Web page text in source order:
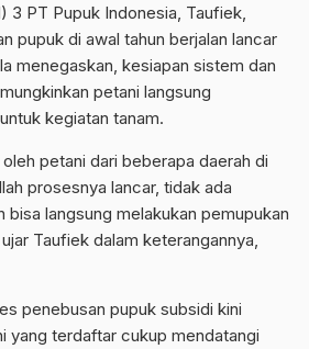
3 PT Pupuk Indonesia, Taufiek,
pupuk di awal tahun berjalan lancar
menegaskan, kesiapan sistem dan
petani langsung
kegiatan tanam.
petani dari beberapa daerah di
prosesnya lancar, tidak ada
bisa langsung melakukan pemupukan
Taufiek dalam keterangannya,
penebusan pupuk subsidi kini
yang terdaftar cukup mendatangi